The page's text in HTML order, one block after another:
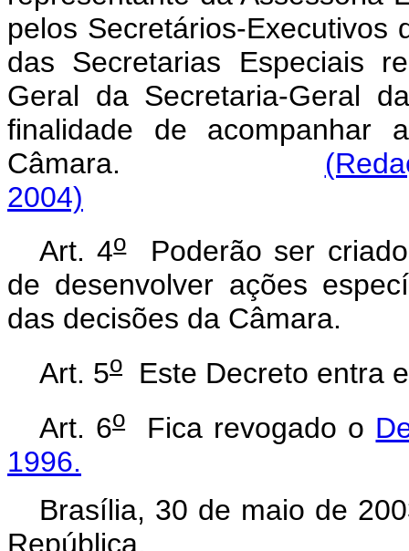
pelos Secretários-Executivos
das Secretarias Especiais
Geral da Secretaria-Geral
finalidade de acompanhar
Câmara.
2004)
Art. 4oPoderão ser
de desenvolver ações
das decisões da Câmara.
Art. 5o Este Decreto entra
Art. 6o Fica revogado o
1996.
Brasília, 30 de maio de
República.